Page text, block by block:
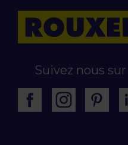
Suivez nous sur